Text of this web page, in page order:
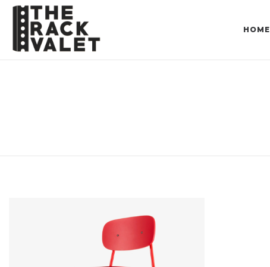
HOME
NEW STYLES